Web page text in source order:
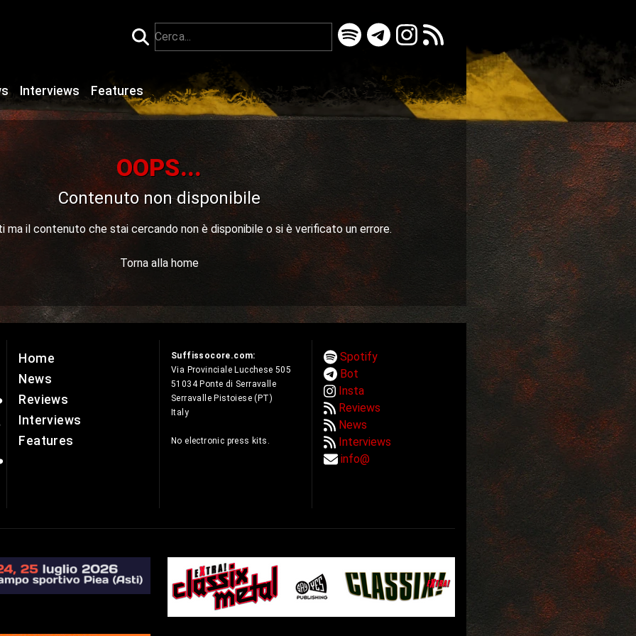
Interviews Features
OOPS...
Contenuto non disponibile
ma il contenuto che stai cercando non è disponibile o si è verificato un errore.
Torna alla home
Home
News
Reviews
Interviews
Features
Suffissocore.com:
Via Provinciale Lucchese 505
51034 Ponte di Serravalle
Serravalle Pistoiese (PT)
Italy
No electronic press kits.
Spotify
Bot
Insta
Reviews
News
Interviews
info@